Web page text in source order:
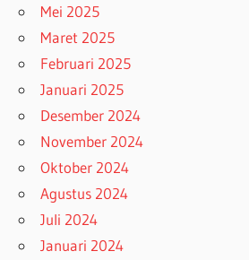
Mei 2025
Maret 2025
Februari 2025
Januari 2025
Desember 2024
November 2024
Oktober 2024
Agustus 2024
Juli 2024
Januari 2024